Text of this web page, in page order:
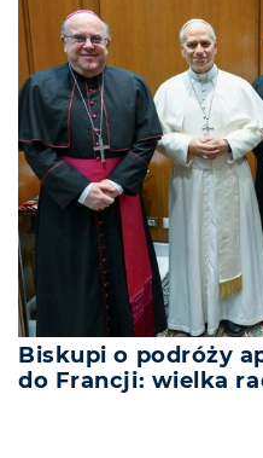
Biskupi o podróży
do Francji: wielka